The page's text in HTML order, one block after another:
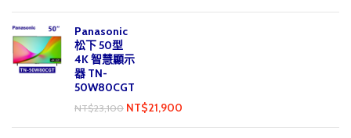
Panasonic
松下 50型
4K 智慧顯示
器 TN-
50W80CGT
NT$23,100 NT$21,900